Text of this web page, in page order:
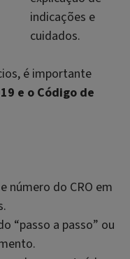
indicações e
cuidados.
é importante
e o Código de
número do CRO em
“passo a passo” ou